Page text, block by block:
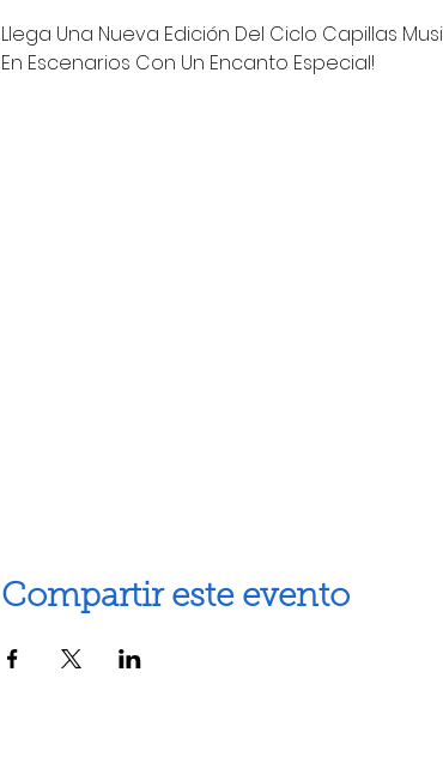
Llega Una Nueva Edición Del Ciclo Capillas
En Escenarios Con Un Encanto Especial!
Compartir este evento